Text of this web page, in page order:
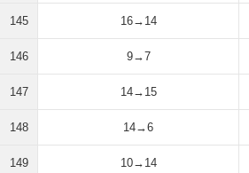
145 16→14
146 9→7
147 14→15
148 14→6
149 10→14